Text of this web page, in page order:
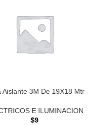
Aislante 3M De 19X18 Mtr
E ILUMINACION
$9